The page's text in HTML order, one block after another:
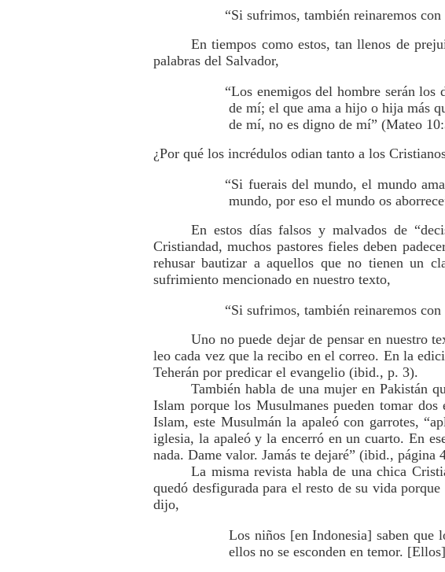
“Si sufrimos, también reinaremos
En tiempos como estos, tan llenos de
palabras del Salvador,
“Los enemigos del hombre serán los
de mí; el que ama a hijo o hija más
de mí, no es digno de mí” (Mateo
¿Por qué los incrédulos odian tanto a los
“Si fuerais del mundo, el mundo
mundo, por eso el mundo os
En estos días falsos y malvados de
Cristiandad, muchos pastores fieles deben
rehusar bautizar a aquellos que no tienen un
sufrimiento mencionado en nuestro texto,
“Si sufrimos, también reinaremos
Uno no puede dejar de pensar en nuestro
leo cada vez que la recibo en el correo. En la
Teherán por predicar el evangelio (ibid., p. 3).
También habla de una mujer en Pakistán
Islam porque los Musulmanes pueden tomar
Islam, este Musulmán la apaleó con garrotes,
iglesia, la apaleó y la encerró en un cuarto. En
nada. Dame valor. Jamás te dejaré” (ibid., página
La misma revista habla de una chica
quedó desfigurada para el resto de su vida
dijo,
Los niños [en Indonesia] saben que
ellos no se esconden en temor.